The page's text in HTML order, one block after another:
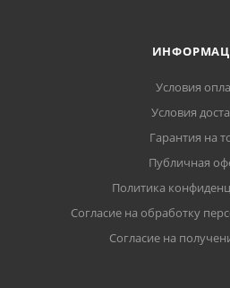
Условия
Условия
Гарантия на
Публичная
Политика
Согласие на обработку
Согласие на